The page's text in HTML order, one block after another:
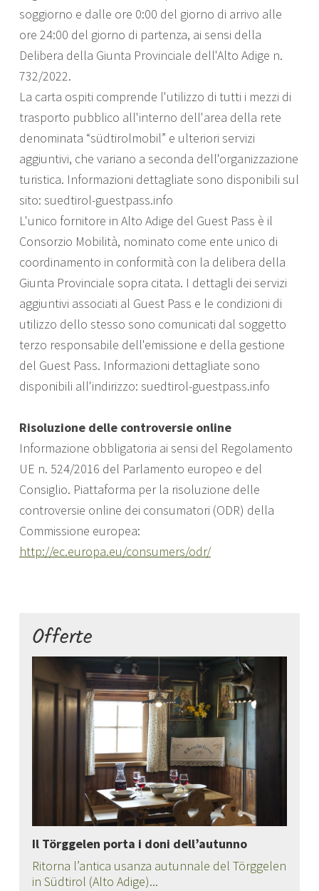
soggiorno e dalle ore 0:00 del giorno di arrivo alle
ore 24:00 del giorno di partenza, ai sensi della
Delibera della Giunta Provinciale dell'Alto Adige n.
732/2022.
La carta ospiti comprende l'utilizzo di tutti i mezzi di
trasporto pubblico all'interno dell'area della rete
denominata “südtirolmobil” e ulteriori servizi
aggiuntivi, che variano a seconda dell'organizzazione
turistica. Informazioni dettagliate sono disponibili sul
sito: suedtirol-guestpass.info
L'unico fornitore in Alto Adige del Guest Pass è il
Consorzio Mobilità, nominato come ente unico di
coordinamento in conformità con la delibera della
Giunta Provinciale sopra citata. I dettagli dei servizi
aggiuntivi associati al Guest Pass e le condizioni di
utilizzo dello stesso sono comunicati dal soggetto
terzo responsabile dell'emissione e della gestione
del Guest Pass. Informazioni dettagliate sono
disponibili all'indirizzo: suedtirol-guestpass.info
Risoluzione delle controversie online
Informazione obbligatoria ai sensi del Regolamento
UE n. 524/2016 del Parlamento europeo e del
Consiglio. Piattaforma per la risoluzione delle
controversie online dei consumatori (ODR) della
Commissione europea:
http://ec.europa.eu/consumers/odr/
Offerte
Il Törggelen porta i doni dell’autunno
Ritorna l’antica usanza autunnale del Törggelen
in Südtirol (Alto Adige)...